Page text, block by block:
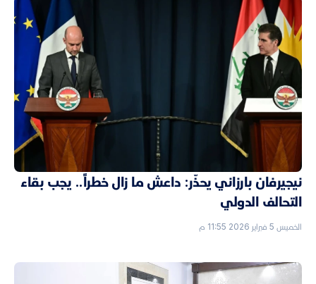
نيجيرفان بارزاني يحذّر: داعش ما زال خطراً.. يجب بقاء
التحالف الدولي
الخميس 5 فبراير 2026 11:55 م